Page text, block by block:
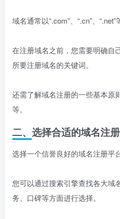
域名通常以“.com”、“.cn”、“.net”
在注册域名之前，您需要明确自
所要注册域名的关键词。
还需了解域名注册的一些基本原
等。
二、选择合适的域名注
选择一个信誉良好的域名注册平
您可以通过搜索引擎查找各大域
务、口碑等方面进行选择。